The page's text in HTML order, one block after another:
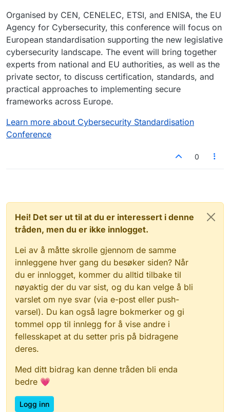
Organised by CEN, CENELEC, ETSI, and ENISA, the EU
Agency for Cybersecurity, this conference will focus on
European standardisation supporting the new legislative
cybersecurity landscape. The event will bring together
experts from national and EU authorities, as well as the
private sector, to discuss certification, standards, and
practical approaches to implementing secure
frameworks across Europe.
Learn more about Cybersecurity Standardisation
Conference
0
Hei! Det ser ut til at du er interessert i denne
tråden, men du er ikke innlogget.
Lei av å måtte skrolle gjennom de samme
innleggene hver gang du besøker siden? Når
du er innlogget, kommer du alltid tilbake til
nøyaktig der du var sist, og du kan velge å bli
varslet om nye svar (via e-post eller push-
varsel). Du kan også lagre bokmerker og gi
tommel opp til innlegg for å vise andre i
fellesskapet at du setter pris på bidragene
deres.
Med ditt bidrag kan denne tråden bli enda
bedre 💗
Logg inn